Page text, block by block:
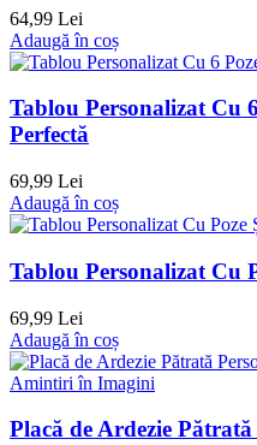
64,99 Lei
Adaugă în coș
Tablou Personalizat Cu
Perfectă
69,99 Lei
Adaugă în coș
Tablou Personalizat Cu
69,99 Lei
Adaugă în coș
Placă de Ardezie